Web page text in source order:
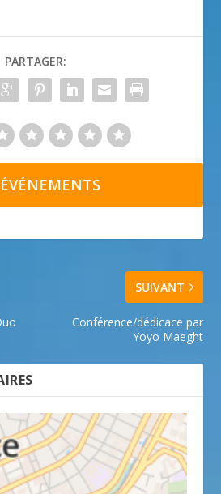
PARTAGER:
SUIVANT
Conférence/dédicace par
Yoyo Maeght